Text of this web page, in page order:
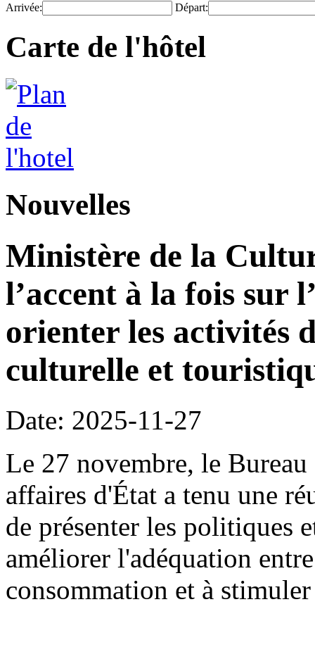
Arrivée: Départ:
Carte de l'hôtel
Nouvelles
Ministère de la
l’accent à la fois sur
orienter les activités
culturelle et
Date: 2025-11-27
Le 27 novembre, le
affaires d'État a tenu une
de présenter les politiques
améliorer l'adéquation
consommation et à